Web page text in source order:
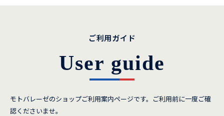
ご利用ガイド
User guide
モトバレーゼのショップご利用案内ページです。ご利用前に一度ご確
認くださいませ。